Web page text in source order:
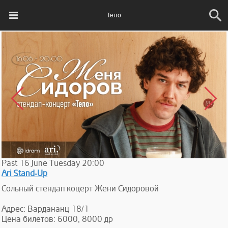
Тело
Past 16 June Tuesday 20:00
Ari Stand-Up
Сольный стендап коцерт Жени Сидоровой
Адрес: Вардананц 18/1
Цена билетов: 6000, 8000 др